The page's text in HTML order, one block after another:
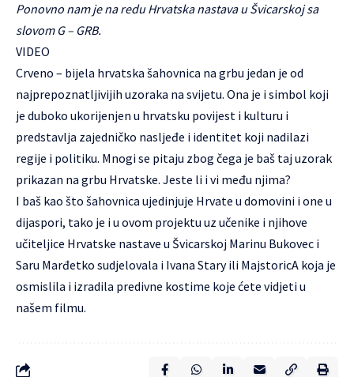
Ponovno nam je na reduHrvatska nastava u Švicarskojsa
slovom G – GRB.
VIDEO
Crveno – bijela hrvatska šahovnica na grbu jedan je od
najprepoznatljivijih uzoraka na svijetu. Ona je i simbol koji
je duboko ukorijenjen u hrvatsku povijest i kulturu i
predstavlja zajedničko nasljeđe i identitet koji nadilazi
regije i politiku. Mnogi se pitaju zbog čega je baš taj uzorak
prikazan na grbu Hrvatske. Jeste li i vi među njima?
I baš kao što šahovnica ujedinjuje Hrvate u domovini i one u
dijaspori, tako je i u ovom projektu uz učenike i njihove
učiteljice Hrvatske nastave u Švicarskoj Marinu Bukovec i
Saru Marđetko sudjelovala i Ivana Stary ili MajstoricA koja je
osmislila i izradila predivne kostime koje ćete vidjeti u
našem filmu.